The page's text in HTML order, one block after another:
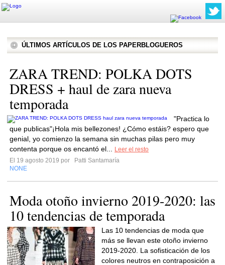
ÚLTIMOS ARTÍCULOS DE LOS PAPERBLOGUEROS
ZARA TREND: POLKA DOTS
DRESS + haul de zara nueva
temporada
"Practica lo
que publicas"¡Hola mis bellezones! ¿Cómo estáis? espero que
genial, yo comienzo la semana sin muchas pilas pero muy
contenta porque os encantó el...
Leer el resto
El 19 agosto 2019 por
Patti Santamaría
NONE
Moda otoño invierno 2019-2020: las
10 tendencias de temporada
Las 10 tendencias de moda que
más se llevan este otoño invierno
2019-2020. La sofisticación de los
colores neutros en contraposición a